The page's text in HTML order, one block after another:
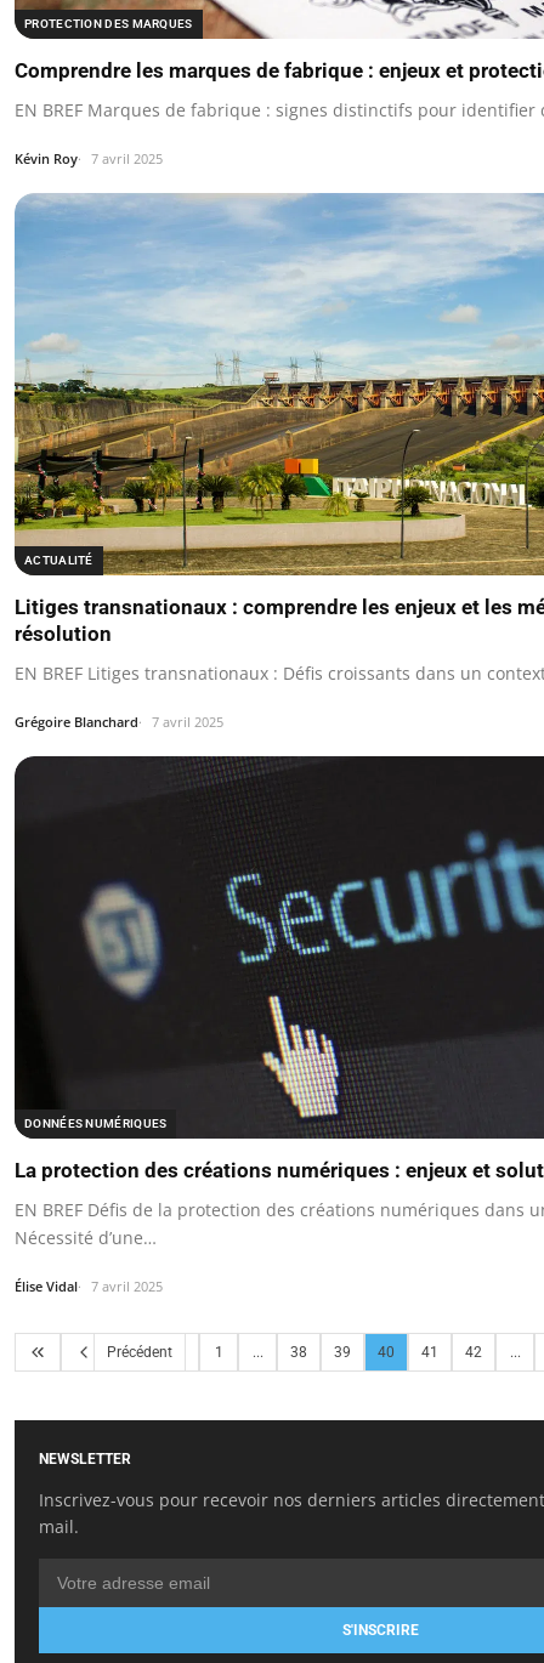
PROTECTION DES MARQUES
Comprendre les marques de fabrique : enjeux et
EN BREF Marques de fabrique : signes distinctifs pour
Kévin Roy 7 avril 2025
ACTUALITÉ
Litiges transnationaux : comprendre les enjeux et les
résolution
EN BREF Litiges transnationaux : Défis croissants dans un
Grégoire Blanchard 7 avril 2025
DONNÉES NUMÉRIQUES
La protection des créations numériques : enjeux et
EN BREF Défis de la protection des créations numériques dans
Nécessité d’une…
Élise Vidal 7 avril 2025
Précédent 1 ... 38 39 40 41 42 ...
NEWSLETTER
Inscrivez-vous pour recevoir nos derniers articles
mail.
S'INSCRIRE